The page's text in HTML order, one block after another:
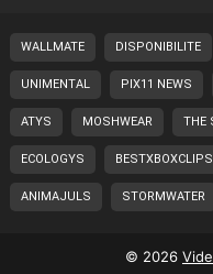
WALLMATE DISPONIBILITE
UNIMENTAL PIX11 NEWS
ATYS MOSHWEAR THE
ECOLOGYS BESTXBOXCLIPS
ANIMAJULS STORMWATER
© 2026